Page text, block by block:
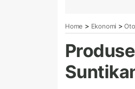
Home > Ekonomi >